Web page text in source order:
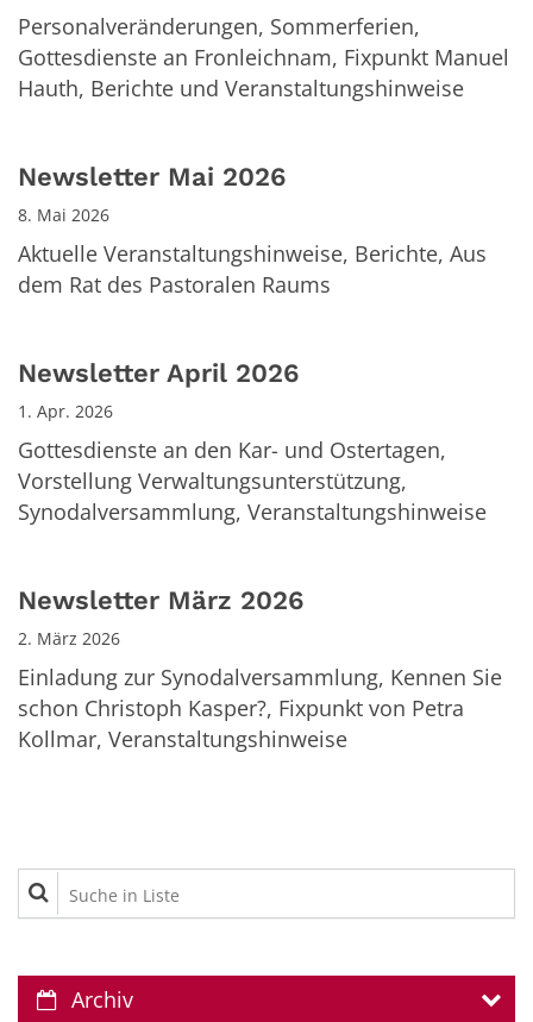
Personalveränderungen, Sommerferien,
Gottesdienste an Fronleichnam, Fixpunkt Manuel
Hauth, Berichte und Veranstaltungshinweise
Newsletter Mai 2026
8. Mai 2026
Aktuelle Veranstaltungshinweise, Berichte, Aus
dem Rat des Pastoralen Raums
Newsletter April 2026
1. Apr. 2026
Gottesdienste an den Kar- und Ostertagen,
Vorstellung Verwaltungsunterstützung,
Synodalversammlung, Veranstaltungshinweise
Newsletter März 2026
2. März 2026
Einladung zur Synodalversammlung, Kennen Sie
schon Christoph Kasper?, Fixpunkt von Petra
Kollmar, Veranstaltungshinweise
Suche in Liste
Archiv